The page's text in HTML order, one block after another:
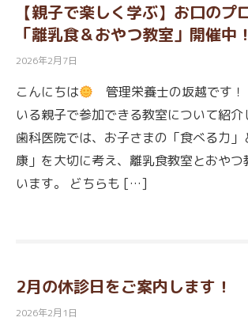
【親子で楽しく学ぶ】お口のプ
「離乳食＆おやつ教室」開催中！
2026年2月7日
こんにちは
管理栄養士の坂越です！
いる親子で参加できる教室について紹
歯科医院では、お子さまの「食べる力
康」を大切に考え、離乳食教室とおやつ
います。 どちらも […]
2月の休診日をご案内します！
2026年2月1日